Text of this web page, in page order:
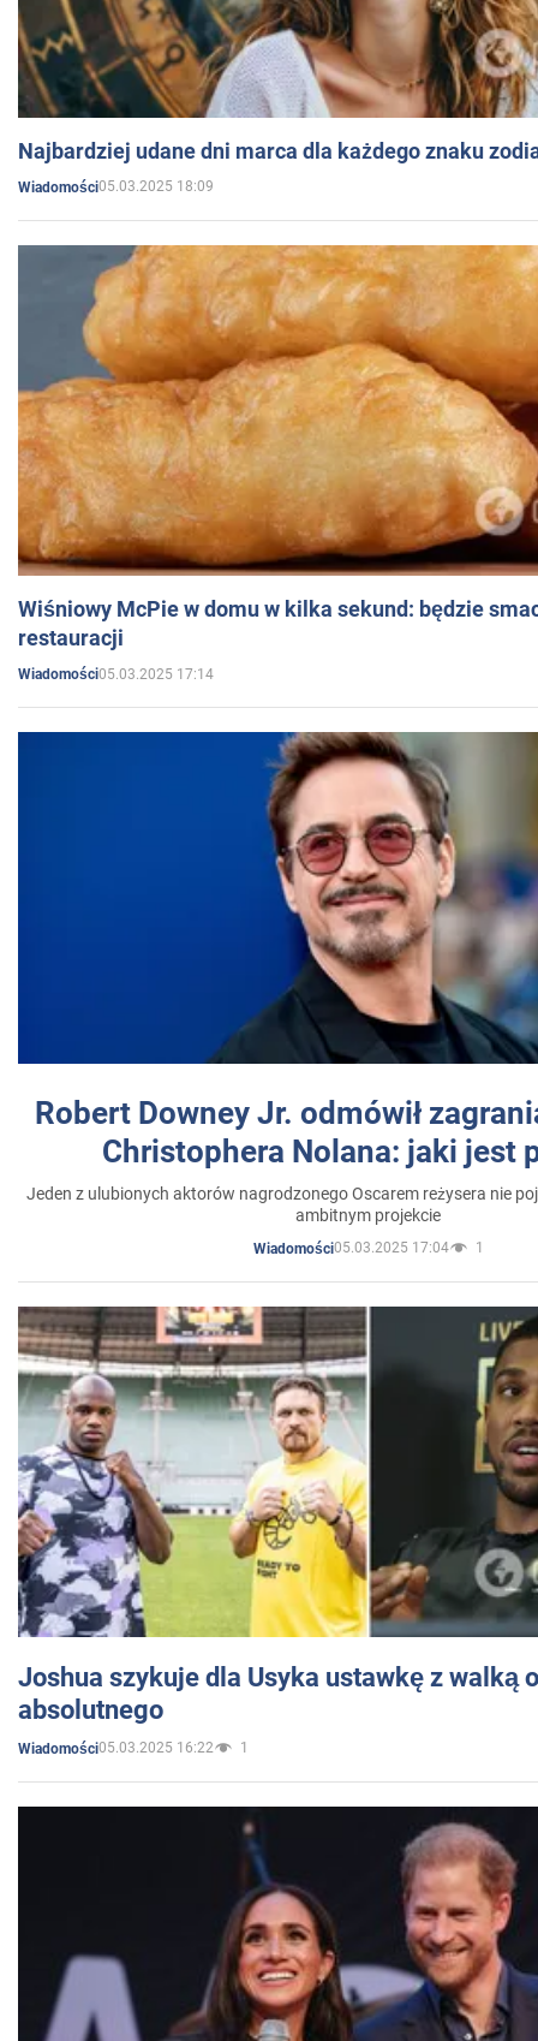
Najbardziej udane dni marca dla każdego znaku
Wiadomości05.03.2025 18:09
Wiśniowy McPie w domu w kilka sekund: będzie
restauracji
Wiadomości05.03.2025 17:14
Robert Downey Jr. odmówił
Christophera Nolana: jaki jest
Jeden z ulubionych aktorów nagrodzonego Oscarem reżysera nie
ambitnym projekcie
Wiadomości05.03.2025 17:04 1
Joshua szykuje dla Usyka ustawkę z walką
absolutnego
Wiadomości05.03.2025 16:22 1